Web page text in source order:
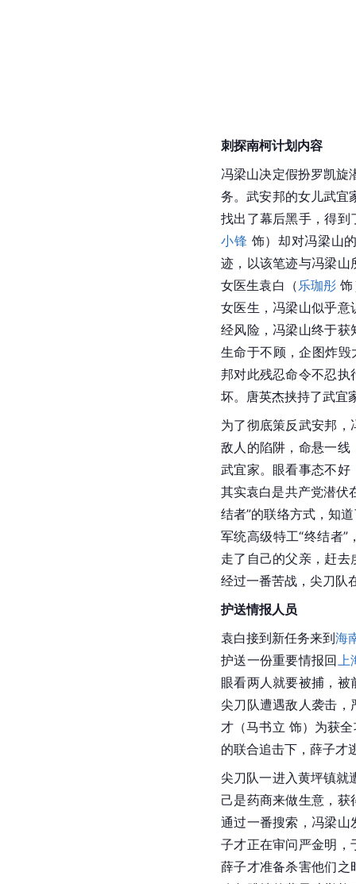
刺探南柯计划内容
冯梁山决定假扮罗凯旋
务。武安邦的女儿武宜
找出了幕后黑手，得
小锋 饰）却对冯梁山
迹，以该笔迹与冯梁山
女医生袁白（ 乐珈彤 饰
女医生，冯梁山似乎意
经风险，冯梁山终于
生命于不顾，企图炸毁
邦对此残忍命令不忍执
坏。唐英杰挟持了武宜
为了彻底策反武安邦
敌人的陷阱，命悬一线
武宜家。眼看事态不好
其实袁白是共产党潜伏
结者”的联络方式，知
军统高级特工“终结者
走了自己的父亲，赶
经过一番苦战，尖刀队
护送情报人员
袁白接到新任务来到海
护送一份重要情报回 上
眼看两人就要被捕，
尖刀队遭遇敌人袭击
才（马书立 饰）为获
的联合追击下，薛子才
尖刀队一进入黄坪镇就
己是药商来做生意，
通过一番搜索，冯梁山
子才正在审问严金明，
薛子才准备杀害他们之